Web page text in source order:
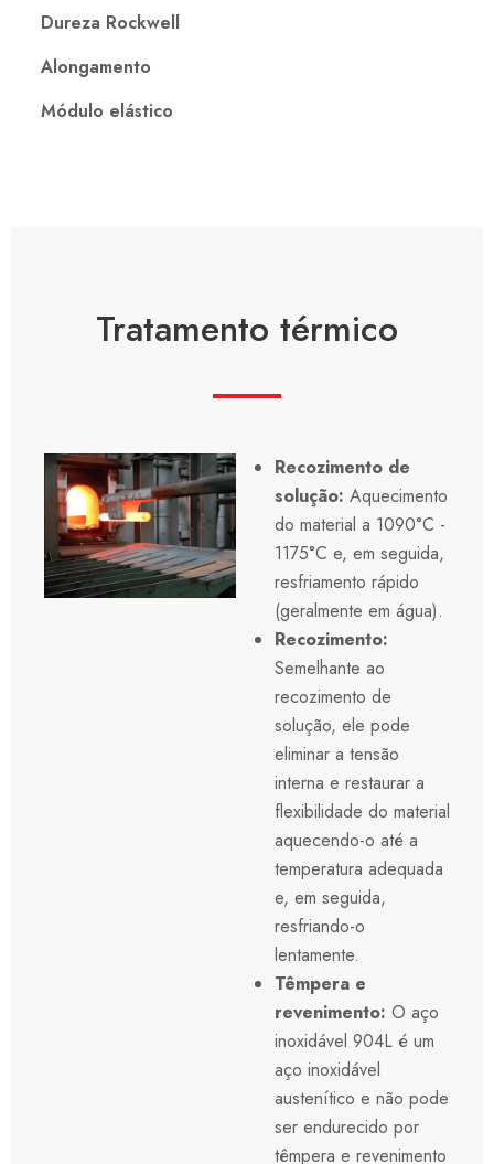
Dureza Rockwell
Alongamento
Módulo elástico
Tratamento térmico
Recozimento de
solução: Aquecimento
do material a 1090°C -
1175°C e, em seguida,
resfriamento rápido
(geralmente em água).
Recozimento:
Semelhante ao
recozimento de
solução, ele pode
eliminar a tensão
interna e restaurar a
flexibilidade do material
aquecendo-o até a
temperatura adequada
e, em seguida,
resfriando-o
lentamente.
Têmpera e
revenimento: O aço
inoxidável 904L é um
aço inoxidável
austenítico e não pode
ser endurecido por
têmpera e revenimento